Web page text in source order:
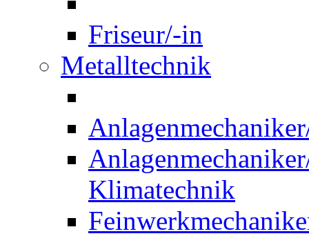
Friseur/-in
Metalltechnik
Klimatechnik